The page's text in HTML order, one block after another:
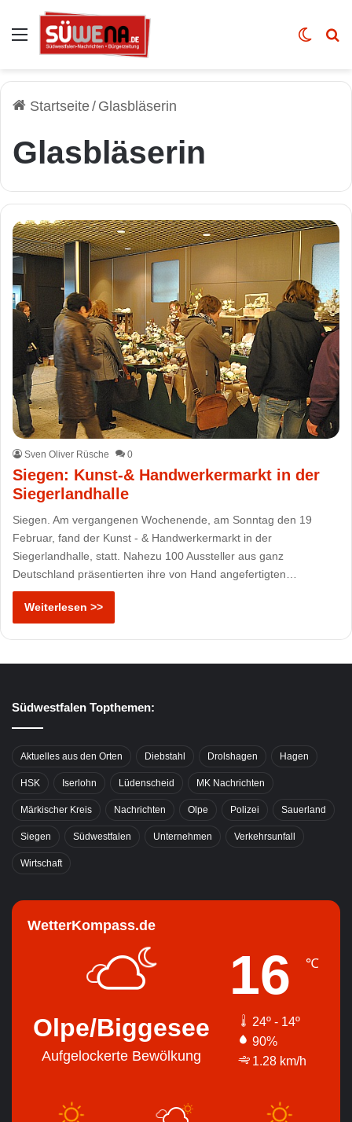
Auswahl Skin
Startseite/ Glasbläserin
Glasbläserin
Sven Oliver Rüsche 0
Siegen: Kunst-& Handwerkermarkt in der
Siegerlandhalle
Siegen. Am vergangenen Wochenende, am Sonntag den 19
Februar, fand der Kunst - & Handwerkermarkt in der
Siegerlandhalle, statt. Nahezu 100 Aussteller aus ganz
Deutschland präsentierten ihre von Hand angefertigten…
Weiterlesen >>
Südwestfalen Topthemen:
Aktuelles aus den Orten Diebstahl Drolshagen Hagen
HSK Iserlohn Lüdenscheid MK Nachrichten
Märkischer Kreis Nachrichten Olpe Polizei Sauerland
Siegen Südwestfalen Unternehmen Verkehrsunfall
Wirtschaft
WetterKompass.de
Olpe/Biggesee
Aufgelockerte Bewölkung
16 ℃
24º - 14º
90%
1.28 km/h